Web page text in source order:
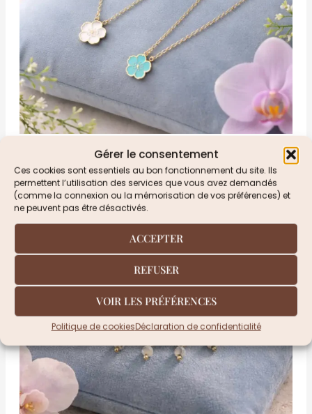
Gérer le consentement
Ces cookies sont essentiels au bon fonctionnement du site. Ils
permettent l’utilisation des services que vous avez demandés
(comme la connexion ou la mémorisation de vos préférences) et
ne peuvent pas être désactivés.
ACCEPTER
REFUSER
VOIR LES PRÉFÉRENCES
Politique de cookiesDéclaration de confidentialité